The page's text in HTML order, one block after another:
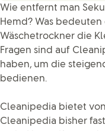
Wie entfernt man
Hemd? Was
Wäschetrockner die
Fragen sind auf
haben, um die
bedienen.
Cleanipedia bietet
Cleanipedia bisher